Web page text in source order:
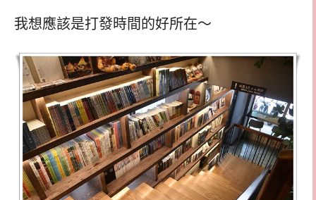
我想應該是打發時間的好所在～